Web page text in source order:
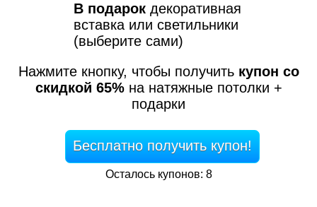
В подарок декоративная
вставка или светильники
(выберите сами)
Нажмите кнопку, чтобы получить купон со
скидкой 65%на натяжные потолки +
подарки
Бесплатно получить купон!
Осталось купонов: 8